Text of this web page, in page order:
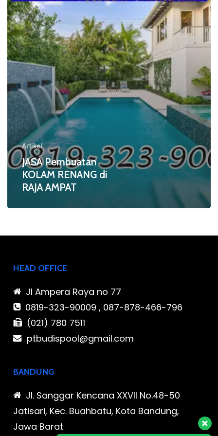
di
RAJA
AMPAT
Artikel
JASA Pembuatan
KOLAM RENANG di
RAJA AMPAT
HEAD OFFICE
Jl Ampera Raya no 77
0819-323-90009 , 087-878-466-796
(021) 780 7511
ptbudispool@gmail.com
BANDUNG
Jl. Sanggar Kencana XXVII No.48-50
Jatisari, Kec. Buahbatu, Kota Bandung,
Jawa Barat